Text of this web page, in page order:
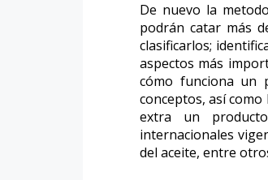
De nuevo la
podrán catar más
clasificarlos;
aspectos más
cómo funciona un
conceptos, así
extra un
internacionales
del aceite, entre